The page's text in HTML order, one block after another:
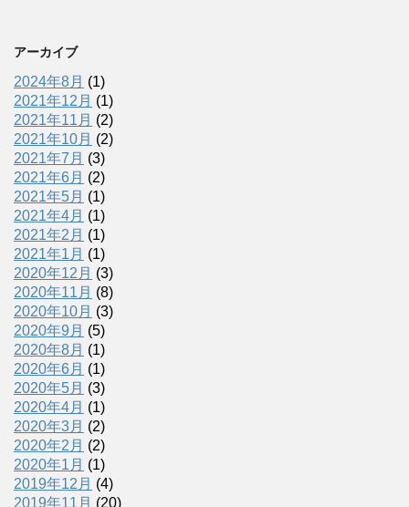
アーカイブ
2024年8月 (1)
2021年12月 (1)
2021年11月 (2)
2021年10月 (2)
2021年7月 (3)
2021年6月 (2)
2021年5月 (1)
2021年4月 (1)
2021年2月 (1)
2021年1月 (1)
2020年12月 (3)
2020年11月 (8)
2020年10月 (3)
2020年9月 (5)
2020年8月 (1)
2020年6月 (1)
2020年5月 (3)
2020年4月 (1)
2020年3月 (2)
2020年2月 (2)
2020年1月 (1)
2019年12月 (4)
2019年11月 (20)